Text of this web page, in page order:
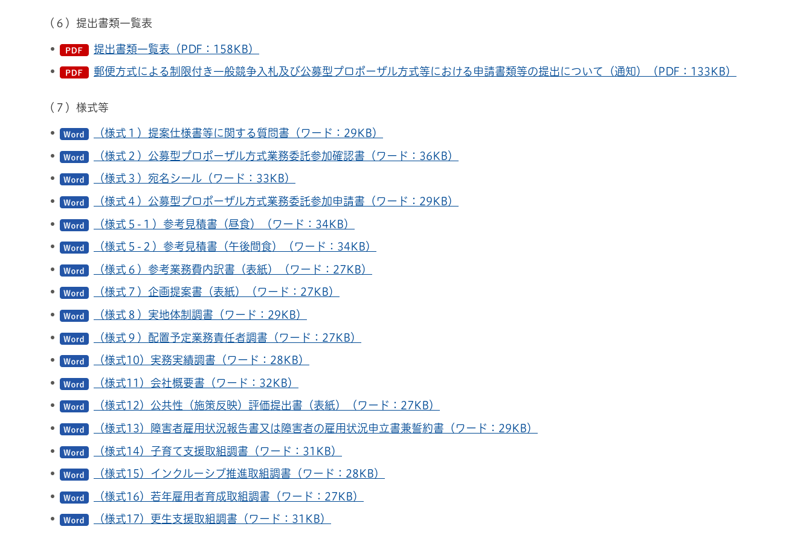
（６）提出書類一覧表
提出書類一覧表（PDF：158KB）
郵便方式による制限付き一般競争入札及び公募型プロポーザル方式等における申請書類等の提出について（通知）（PDF：133KB）
（７）様式等
（様式１）提案仕様書等に関する質問書（ワード：29KB）
（様式２）公募型プロポーザル方式業務委託参加確認書（ワード：36KB）
（様式３）宛名シール（ワード：33KB）
（様式４）公募型プロポーザル方式業務委託参加申請書（ワード：29KB）
（様式５-１）参考見積書（昼食）（ワード：34KB）
（様式５-２）参考見積書（午後間食）（ワード：34KB）
（様式６）参考業務費内訳書（表紙）（ワード：27KB）
（様式７）企画提案書（表紙）（ワード：27KB）
（様式８）実地体制調書（ワード：29KB）
（様式９）配置予定業務責任者調書（ワード：27KB）
（様式10）実務実績調書（ワード：28KB）
（様式11）会社概要書（ワード：32KB）
（様式12）公共性（施策反映）評価提出書（表紙）（ワード：27KB）
（様式13）障害者雇用状況報告書又は障害者の雇用状況申立書兼誓約書（ワード：29KB）
（様式14）子育て支援取組調書（ワード：31KB）
（様式15）インクルーシブ推進取組調書（ワード：28KB）
（様式16）若年雇用者育成取組調書（ワード：27KB）
（様式17）更生支援取組調書（ワード：31KB）